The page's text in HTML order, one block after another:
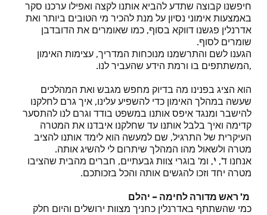
חיפשנו קבוצה שתדע להביא אותנו לקצה ואפילו ערכנו סקר
באמצעות אימוני נסיון על מנת להכיר מי הטובים ביותר ואת
אדרנלין פגשנו דווקא בסוף, כמו שאומרים את הדובדבן
שומרים לסוף.
הגענו לשם והתרשמנו מנוכחות המדריך, עצימות האימון
,המשתתפים בו ורמת הידע שהעביר לנו.
הוא הציג בפנינו מה בדיוק מחפש מגבש ואת המהלכים
שעשה במהלך האימון כדי להשפיע עלינו, איך גרם לחלקנו
להישבר ומנגד איפס אותנו במשפט בודד וגרם לנו להתסער
קדימה ואיך בלבל אותנו עד שחלקנו איבדנו את המטרה
העיקרית של התרגיל, שם למעשה הוא לימד אותנו להציב
מטרה ולשאול מהו המהלך שיתרום לי להשיג אותה.
אנחנו ד', י', ומ' בוגרי צוות גבעתיים, חברים מהבית שהציבו
מטרה יחד וזכו להגשים אותה והכל בזכותכם.
מ' ראש מדורה לחימה – יהלם
כמי שהשתתף באדרנלין כחניך מצוות ירושלים והיום חלק